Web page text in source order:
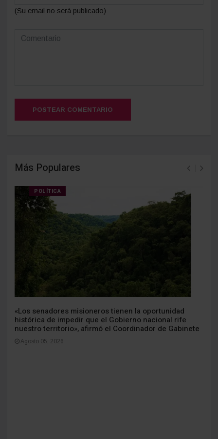
(Su email no será publicado)
POSTEAR COMENTARIO
Más Populares
POLÍTICA
«Los senadores misioneros tienen la oportunidad
histórica de impedir que el Gobierno nacional rife
nuestro territorio», afirmó el Coordinador de Gabinete
Agosto 05, 2026